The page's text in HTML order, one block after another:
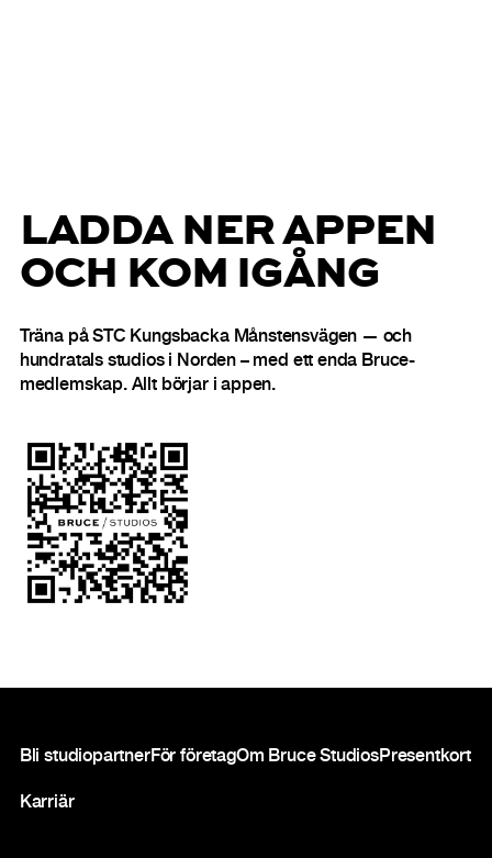
LADDA NER APPEN
OCH KOM IGÅNG
Träna på STC Kungsbacka Månstensvägen — och
hundratals studios i Norden – med ett enda Bruce-
medlemskap. Allt börjar i appen.
Bli studiopartnerFör företagOm Bruce StudiosPresentkort
Karriär